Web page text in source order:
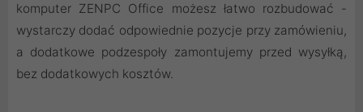
komputer ZENPC Office możesz łatwo rozbudować -
wystarczy dodać odpowiednie pozycje przy zamówieniu,
a dodatkowe podzespoły zamontujemy przed wysyłką,
bez dodatkowych kosztów.